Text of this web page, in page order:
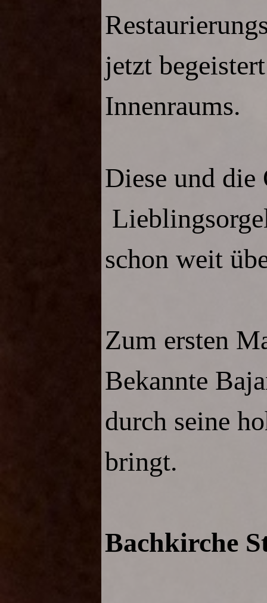
jetzt
Innenraums.
Diese und
schon weit
Zum ersten
Bekannte
durch seine
bringt.
Bachkirche